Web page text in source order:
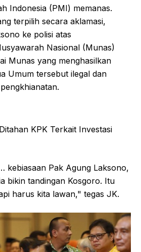
Indonesia (PMI) memanas.
terpilih secara aklamasi,
ke polisi atas
Nasional (Munas)
Munas yang menghasilkan
Umum tersebut ilegal dan
KPK Terkait Investasi
kebiasaan Pak Agung Laksono,
bikin tandingan Kosgoro. Itu
harus kita lawan," tegas JK.